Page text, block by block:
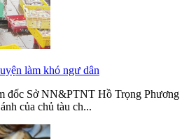
làm khó ngư dân
đốc Sở NN&PTNT Hồ Trọng Phương
của chủ tàu ch...